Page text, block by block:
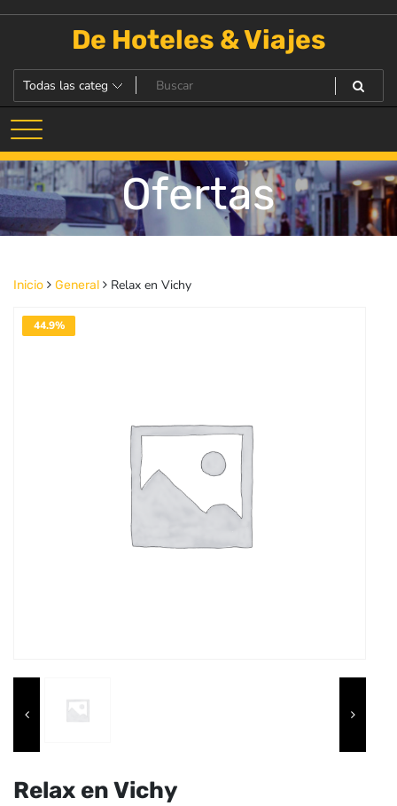
De Hoteles & Viajes
Ofertas
Inicio General Relax en Vichy
44.9%
Relax en Vichy